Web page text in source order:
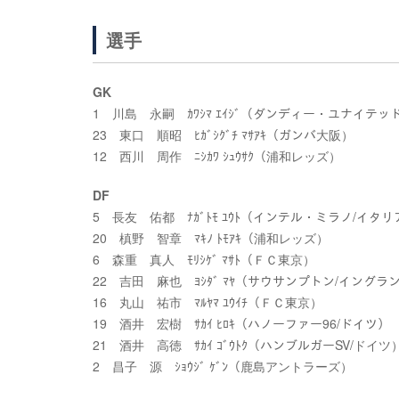
選手
GK
1 川島 永嗣 ｶﾜｼﾏ ｴｲｼﾞ（ダンディー・ユナイテッド
23 東口 順昭 ﾋｶﾞｼｸﾞﾁ ﾏｻｱｷ（ガンバ大阪）
12 西川 周作 ﾆｼｶﾜ ｼｭｳｻｸ（浦和レッズ）
DF
5 長友 佑都 ﾅｶﾞﾄﾓ ﾕｳﾄ（インテル・ミラノ/イタリ
20 槙野 智章 ﾏｷﾉ ﾄﾓｱｷ（浦和レッズ）
6 森重 真人 ﾓﾘｼｹﾞ ﾏｻﾄ（ＦＣ東京）
22 吉田 麻也 ﾖｼﾀﾞ ﾏﾔ（サウサンプトン/イングラン
16 丸山 祐市 ﾏﾙﾔﾏ ﾕｳｲﾁ（ＦＣ東京）
19 酒井 宏樹 ｻｶｲ ﾋﾛｷ（ハノーファー96/ドイツ）
21 酒井 高徳 ｻｶｲ ｺﾞｳﾄｸ（ハンブルガーSV/ドイツ）
2 昌子 源 ｼｮｳｼﾞ ｹﾞﾝ（鹿島アントラーズ）